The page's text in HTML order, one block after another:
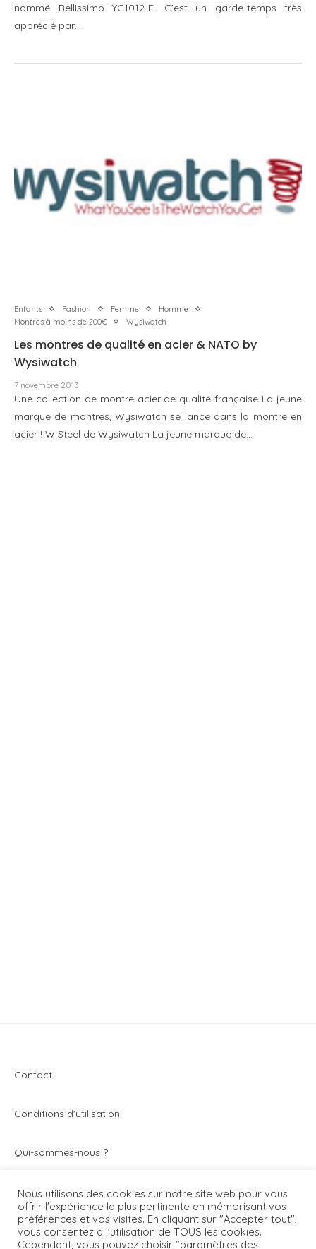
nommé Bellissimo YC1012-E. C’est un garde-temps très
apprécié par…
Enfants Fashion Femme
Homme
Montres à moins de 200€
Wysiwatch
Les montres de qualité en acier & NATO by
Wysiwatch
7 novembre 2013
Une collection de montre acier de qualité française La jeune
marque de montres, Wysiwatch se lance dans la montre en
acier ! W Steel de Wysiwatch La jeune marque de…
Contact
Conditions d'utilisation
Qui-sommes-nous ?
Vivez toute l’actualité du secteur de la montre et de
l’horlogerie avec Montrezine.com. Le blog - magazine
généraliste qui parle de toutes les montres.
Nous utilisons des cookies sur notre site web pour vous
offrir l'expérience la plus pertinente en mémorisant vos
préférences et vos visites. En cliquant sur "Accepter tout",
vous consentez à l'utilisation de TOUS les cookies.
Cependant, vous pouvez choisir "paramètres des